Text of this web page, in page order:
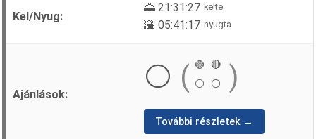
🌅 21:31:27 kelte
🌇 05:41:17 nyugta
⚪ ( 🟢
🔴
⚪
⚪ )
További részletek →